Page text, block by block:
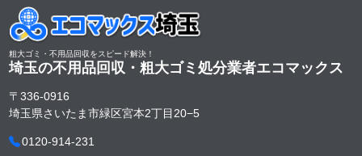
粗大ゴミ・不用品回収をスピード解決！
埼玉の不用品回収・粗大ゴミ処分業者エコマックス
〒336-0916
埼玉県さいたま市緑区宮本2丁目20−5
0120-914-231